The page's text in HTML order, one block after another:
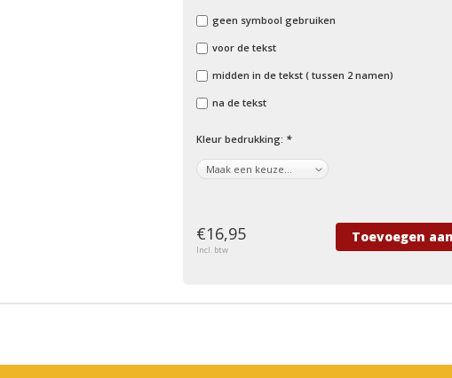
geen symbool gebruiken
voor de tekst
midden in de tekst ( tussen 2 namen)
na de tekst
Kleur bedrukking: *
€16,95
Incl. btw
Toevoegen